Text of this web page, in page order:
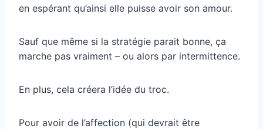
en espérant qu’ainsi elle puisse avoir son amour.
Sauf que même si la stratégie parait bonne, ça
marche pas vraiment – ou alors par intermittence.
En plus, cela créera l’idée du troc.
Pour avoir de l’affection (qui devrait être